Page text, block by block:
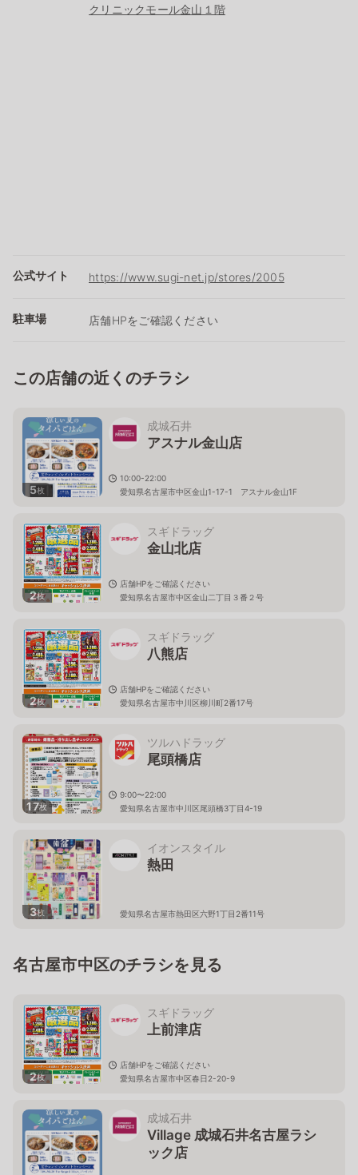
クリニックモール金山１階
公式サイト https://www.sugi-net.jp/stores/2005
駐車場 店舗HPをご確認ください
この店舗の近くのチラシ
5枚
成城石井
アスナル金山店
10:00-22:00
愛知県名古屋市中区金山1-17-1 アスナル金山1F
2枚
スギドラッグ
金山北店
店舗HPをご確認ください
愛知県名古屋市中区金山二丁目３番２号
2枚
スギドラッグ
八熊店
店舗HPをご確認ください
愛知県名古屋市中川区柳川町2番17号
17枚
ツルハドラッグ
尾頭橋店
9:00〜22:00
愛知県名古屋市中川区尾頭橋3丁目4-19
3枚
イオンスタイル
熱田
愛知県名古屋市熱田区六野1丁目2番11号
名古屋市中区のチラシを見る
2枚
スギドラッグ
上前津店
店舗HPをご確認ください
愛知県名古屋市中区春日2-20-9
成城石井
Village 成城石井名古屋ラシ
ック店